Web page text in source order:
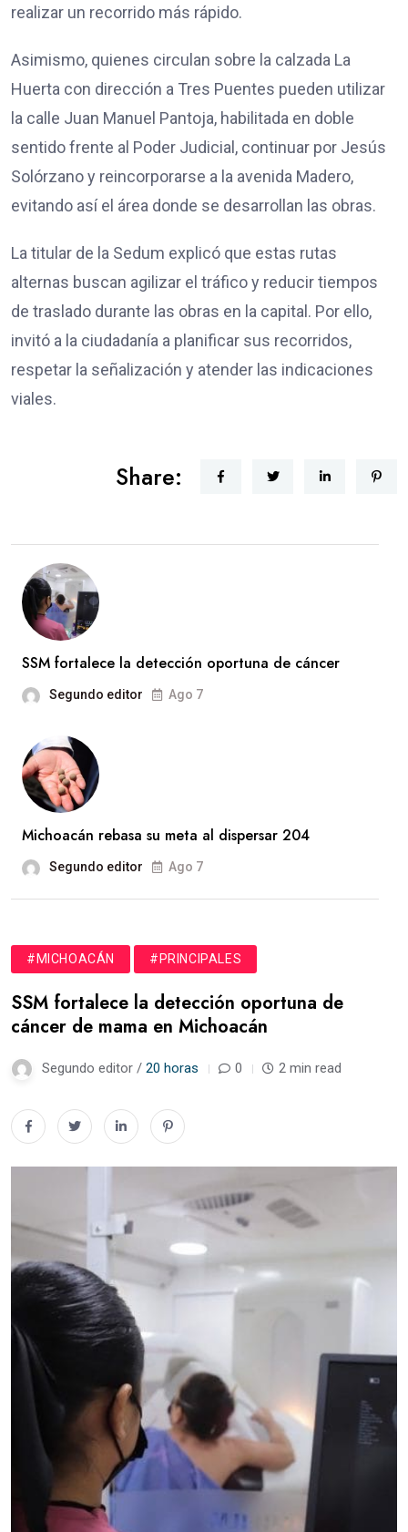
realizar un recorrido más rápido.
Asimismo, quienes circulan sobre la calzada La
Huerta con dirección a Tres Puentes pueden utilizar
la calle Juan Manuel Pantoja, habilitada en doble
sentido frente al Poder Judicial, continuar por Jesús
Solórzano y reincorporarse a la avenida Madero,
evitando así el área donde se desarrollan las obras.
La titular de la Sedum explicó que estas rutas
alternas buscan agilizar el tráfico y reducir tiempos
de traslado durante las obras en la capital. Por ello,
invitó a la ciudadanía a planificar sus recorridos,
respetar la señalización y atender las indicaciones
viales.
Share:
SSM fortalece la detección oportuna de cáncer
Segundo editor Ago 7
Michoacán rebasa su meta al dispersar 204
Segundo editor Ago 7
#MICHOACÁN #PRINCIPALES
SSM fortalece la detección oportuna de
cáncer de mama en Michoacán
Segundo editor / 20 horas 0 2 min read